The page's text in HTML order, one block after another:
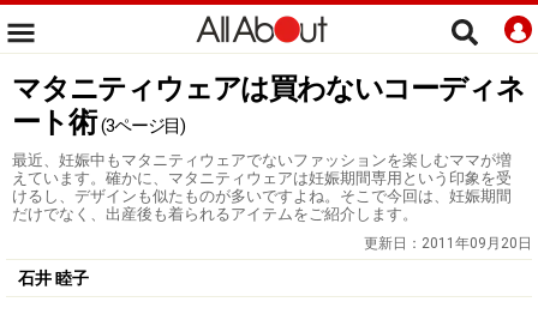
マタニティウェアは買わないコーディネ
ート術 (3ページ目)
最近、妊娠中もマタニティウェアでないファッションを楽しむママが増
えています。確かに、マタニティウェアは妊娠期間専用という印象を受
けるし、デザインも似たものが多いですよね。そこで今回は、妊娠期間
だけでなく、出産後も着られるアイテムをご紹介します。
更新日： 2011年09月20日
石井 睦子